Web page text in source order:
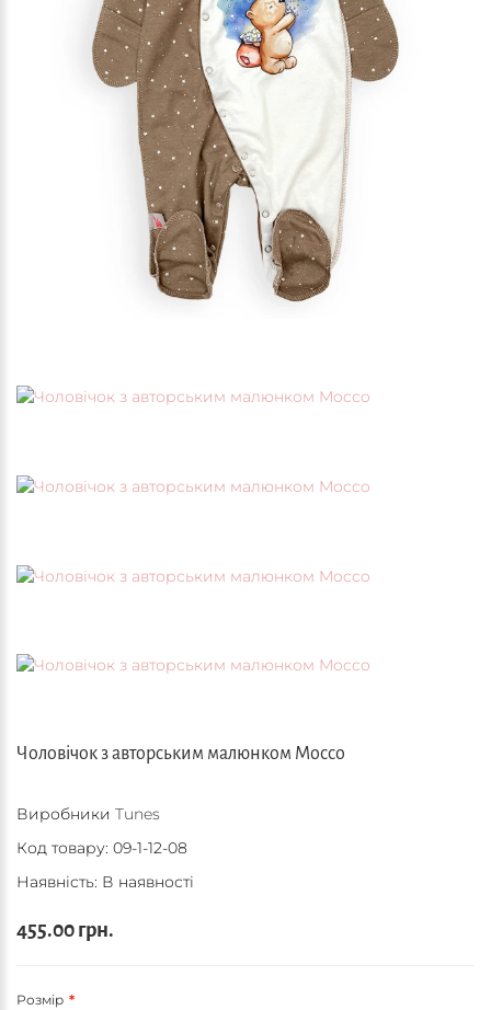
Чоловічок з авторським малюнком Mocco
Виробники Tunes
Код товару: 09-1-12-08
Наявність: В наявності
455.00 грн.
Розмір